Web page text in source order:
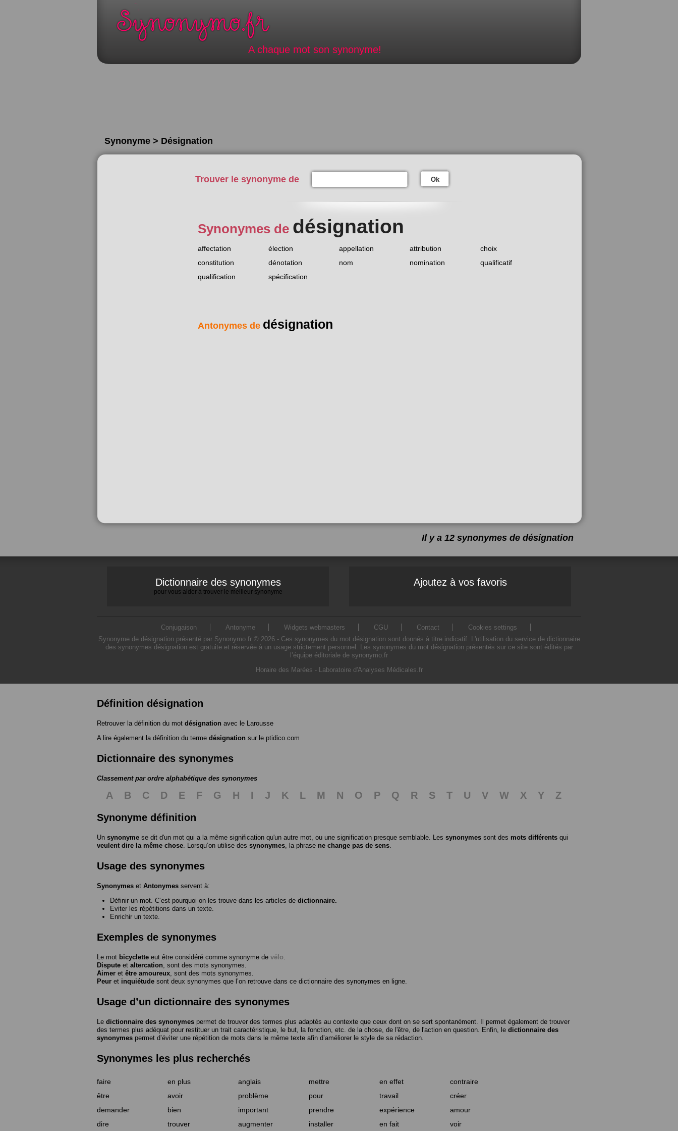
A chaque mot son synonyme!
Synonyme > Désignation
Trouver le synonyme de Ok
Synonymes de désignation
affectation élection appellation attribution
choix
constitution
dénotation nom nomination
qualificatif
qualification
spécification
Antonymes de désignation
Il y a 12 synonymes de désignation
Dictionnaire des synonymes
pour vous aider à trouver le meilleur synonyme
Ajoutez à vos favoris
Conjugaison Antonyme Widgets webmasters CGU Contact
Cookies settings
Synonyme de désignation présenté par Synonymo.fr © 2026 - Ces synonymes du mot désignation sont donnés à titre indicatif. L'utilisation du service de dictionnaire
des synonymes désignation est gratuite et réservée à un usage strictement personnel. Les synonymes du mot désignation présentés sur ce site sont édités par
l’équipe éditoriale de synonymo.fr
Horaire des Marées - Laboratoire d'Analyses Médicales.fr
Définition désignation
Retrouver la définition du mot désignation avec le Larousse
A lire également la définition du terme désignation sur le ptidico.com
Dictionnaire des synonymes
Classement par ordre alphabétique des synonymes
A B C D E F G H I J K L M N O P Q R S T U V W X Y
Z
Synonyme définition
Un synonyme se dit d'un mot qui a la même signification qu'un autre mot, ou une signification presque semblable. Les synonymes sont des mots différents qui
veulent dire la même chose . Lorsqu’on utilise des synonymes , la phrase ne change pas de sens
Usage des synonymes
Synonymes et Antonymes servent à:
Définir un mot. C’est pourquoi on les trouve dans les articles de dictionnaire.
Eviter les répétitions dans un texte.
Enrichir un texte.
Exemples de synonymes
Le mot bicyclette eut être considéré comme synonyme de vélo
Dispute et altercation , sont des mots synonymes.
Aimer et être amoureux , sont des mots synonymes.
Peur et inquiétude sont deux synonymes que l’on retrouve dans ce dictionnaire des synonymes en ligne.
Usage d’un dictionnaire des synonymes
Le dictionnaire des synonymes permet de trouver des termes plus adaptés au contexte que ceux dont on se sert spontanément. Il permet également de trouver
des termes plus adéquat pour restituer un trait caractéristique, le but, la fonction, etc. de la chose, de l'être, de l'action en question. Enfin, le dictionnaire des
synonymes permet d’éviter une répétition de mots dans le même texte afin d’améliorer le style de sa rédaction.
Synonymes les plus recherchés
faire en plus anglais mettre en effet
contraire
être
avoir problème pour travail
créer
demander
bien important prendre expérience
amour
dire
trouver augmenter installer en fait voir